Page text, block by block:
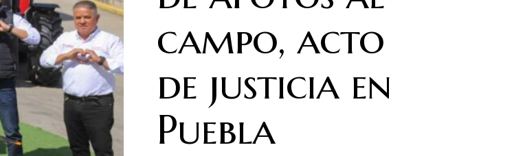
campo, acto
de justicia en
Puebla